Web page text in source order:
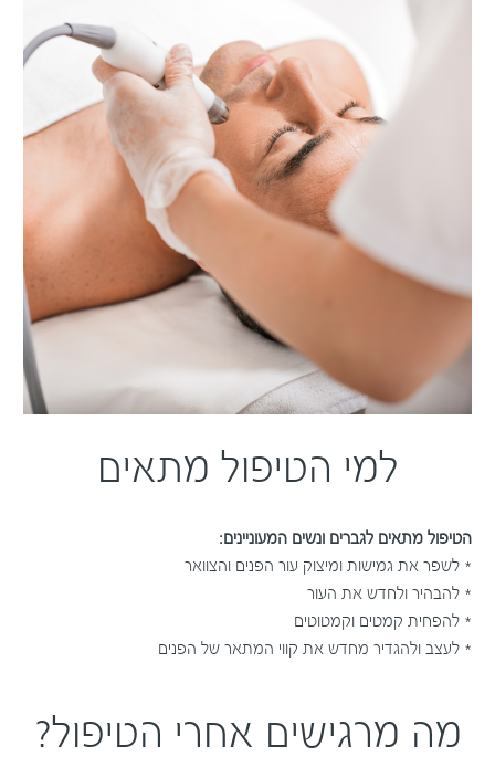
למי הטיפול מתאים
הטיפול מתאים לגברים ונשים המעוניינים:
* לשפר את גמישות ומיצוק עור הפנים והצוואר
* להבהיר ולחדש את העור
* להפחית קמטים וקמטוטים
* לעצב ולהגדיר מחדש את קווי המתאר של הפנים
מה מרגישים אחרי הטיפול?